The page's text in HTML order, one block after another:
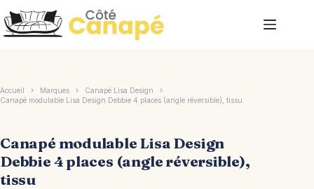
au
contenu
Accueil Marques
Canapé Lisa Design
Canapé modulable Lisa Design Debbie 4 places (angle réversible), tissu
Canapé modulable Lisa Design
Debbie 4 places (angle réversible),
tissu